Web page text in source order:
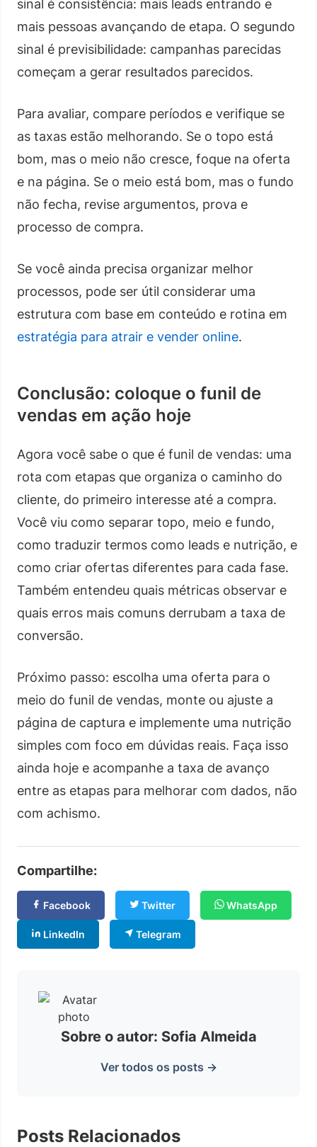
sinal é consistência: mais leads entrando e
mais pessoas avançando de etapa. O segundo
sinal é previsibilidade: campanhas parecidas
começam a gerar resultados parecidos.
Para avaliar, compare períodos e verifique se
as taxas estão melhorando. Se o topo está
bom, mas o meio não cresce, foque na oferta
e na página. Se o meio está bom, mas o fundo
não fecha, revise argumentos, prova e
processo de compra.
Se você ainda precisa organizar melhor
processos, pode ser útil considerar uma
estrutura com base em conteúdo e rotina em
estratégia para atrair e vender online.
Conclusão: coloque o funil de
vendas em ação hoje
Agora você sabe o que é funil de vendas: uma
rota com etapas que organiza o caminho do
cliente, do primeiro interesse até a compra.
Você viu como separar topo, meio e fundo,
como traduzir termos como leads e nutrição, e
como criar ofertas diferentes para cada fase.
Também entendeu quais métricas observar e
quais erros mais comuns derrubam a taxa de
conversão.
Próximo passo: escolha uma oferta para o
meio do funil de vendas, monte ou ajuste a
página de captura e implemente uma nutrição
simples com foco em dúvidas reais. Faça isso
ainda hoje e acompanhe a taxa de avanço
entre as etapas para melhorar com dados, não
com achismo.
Compartilhe:
Facebook Twitter WhatsApp
LinkedIn Telegram
Sobre o autor: Sofia Almeida
Ver todos os posts →
Posts Relacionados